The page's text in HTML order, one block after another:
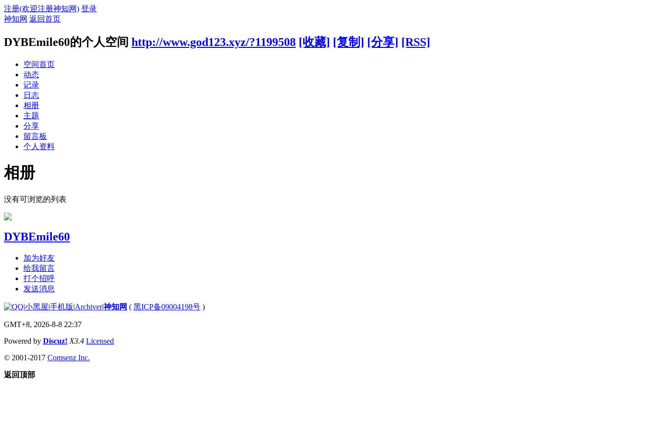
注册(欢迎注册神知网) 登录
神知网 返回首页
DYBEmile60的个人空间 http://www.god123.xyz/?1199508 [收藏] [复制] [分享] [RSS]
空间首页
动态
记录
日志
相册
主题
分享
留言板
个人资料
相册
没有可浏览的列表
DYBEmile60
加为好友
给我留言
打个招呼
发送消息
|小黑屋|手机版|Archiver|神知网 ( 黑ICP备09004198号 )
GMT+8, 2026-8-8 22:37
Powered by Discuz! X3.4 Licensed
© 2001-2017 Comsenz Inc.
返回顶部